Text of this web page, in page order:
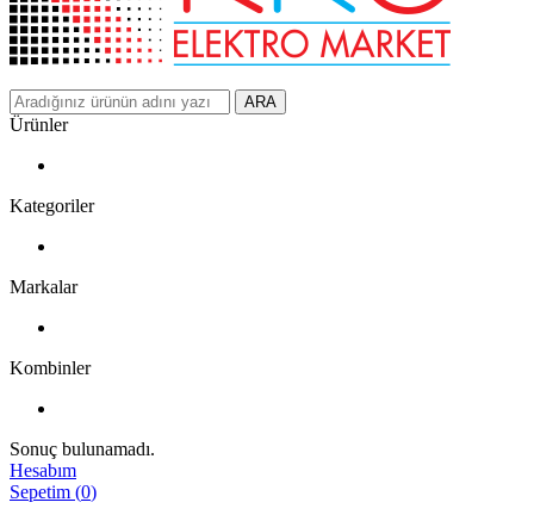
ARA
Ürünler
Kategoriler
Markalar
Kombinler
Sonuç bulunamadı.
Hesabım
Sepetim (0)